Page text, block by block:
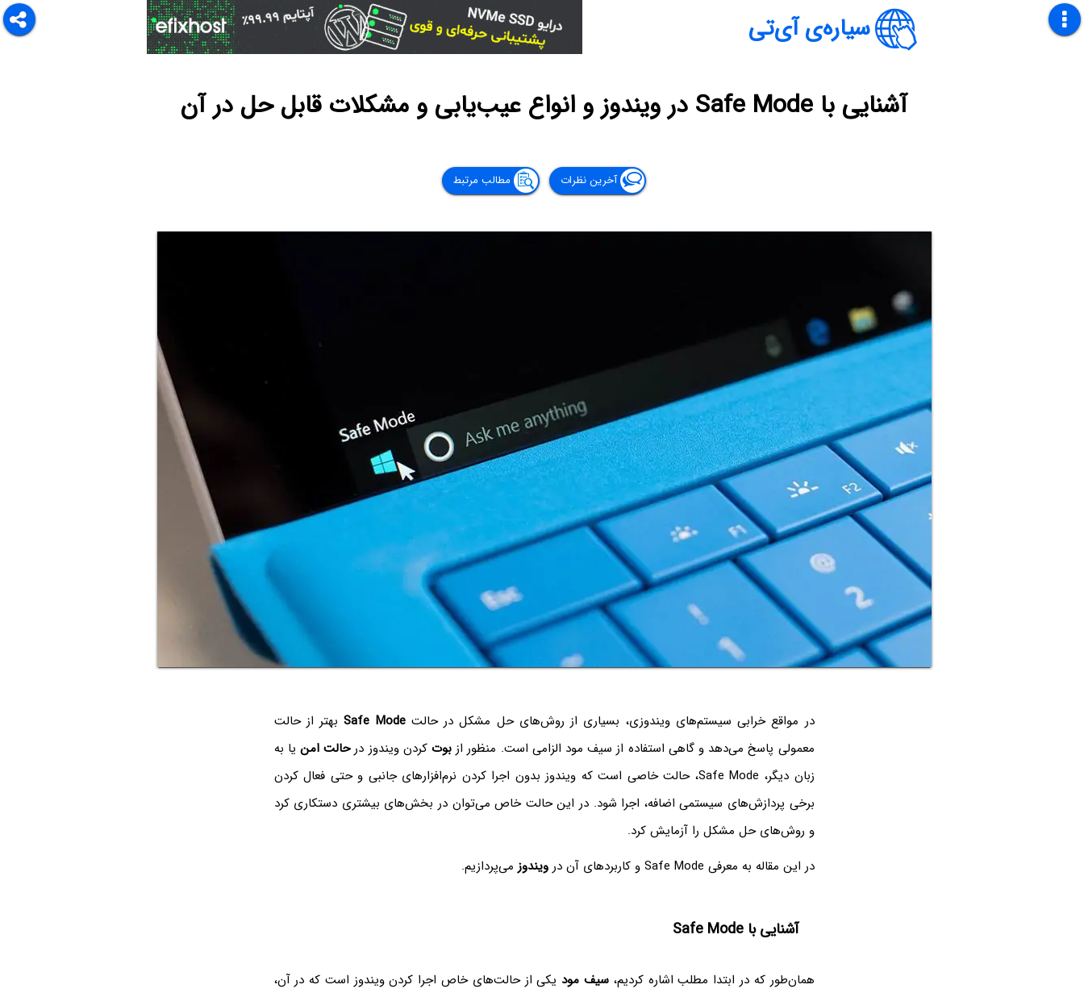
سیاره‌ی آی‌تی
آشنایی با Safe Mode در ویندوز و انواع عیب‌یابی و مشکلات قابل حل در آن
آخرین نظرات مطالب مرتبط
در مواقع خرابی سیستم‌های ویندوزی، بسیاری از روش‌های حل مشکل در حالتSafe Modeبهتر از حالت
معمولی پاسخ می‌دهد و گاهی استفاده از سیف مود الزامی است. منظور از‌بوت کردن ویندوز درحالت امن یا به
زبان دیگر، Safe Mode، حالت خاصی است که ویندوز بدون اجرا کردن نرم‌افزارهای جانبی و حتی فعال کردن
برخی پردازش‌های سیستمی اضافه، اجرا شود. در این حالت خاص می‌توان در بخش‌های بیشتری دستکاری کرد
و روش‌های حل مشکل را آزمایش کرد.
در این مقاله به معرفی Safe Mode و کاربردهای آن در
ویندوزمی‌پردازیم.
آشنایی با Safe Mode
همان‌طور که در ابتدا مطلب اشاره کردیم،سیف مود یکی از حالت‌های خاص اجرا کردن ویندوز است که در آن،